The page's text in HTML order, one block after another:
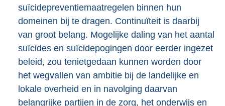
suïcidepreventiemaatregelen binnen hun
domeinen bij te dragen. Continuïteit is daarbij
van groot belang. Mogelijke daling van het aantal
suïcides en suïcidepogingen door eerder ingezet
beleid, zou tenietgedaan kunnen worden door
het wegvallen van ambitie bij de landelijke en
lokale overheid en in navolging daarvan
belangrijke partijen in de zorg, het onderwijs en